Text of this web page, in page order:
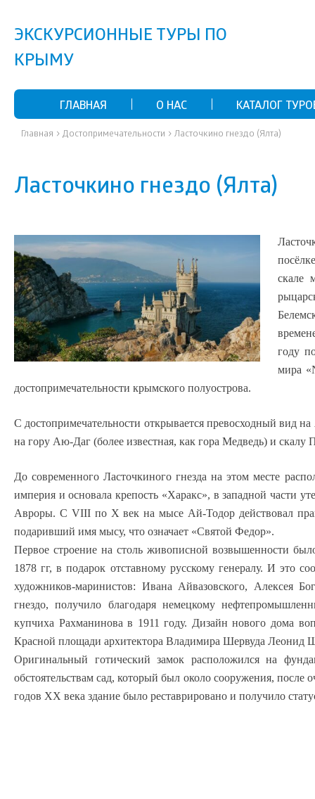
ЭКСКУРСИОННЫЕ ТУРЫ ПО
КРЫМУ
ГЛАВНАЯ О НАС КАТАЛОГ
Главная › Достопримечательности › Ласточкино гнездо (Ялта)
Ласточкино гнездо (Ялта)
скале
году
мира
достопримечательности крымского полуострова.
С достопримечательности открывается превосходный вид
на гору Аю-Даг (более известная, как гора Медведь) и скалу
До современного Ласточкиного гнезда на этом месте
империя и основала крепость «Харакс», в западной части
Авроры. C VIII по X век на мысе Ай-Тодор действовал
подаривший имя мысу, что означает «Святой Федор».
Первое строение на столь живописной возвышенности
1878 гг, в подарок отставному русскому генералу. И это
художников-маринистов: Ивана Айвазовского, Алексея
гнездо, получило благодаря немецкому
купчиха Рахманинова в 1911 году. Дизайн нового дома
Красной площади архитектора Владимира Шервуда Леонид
Оригинальный готический замок расположился на
обстоятельствам сад, который был около сооружения, после
годов XX века здание было реставрировано и получило